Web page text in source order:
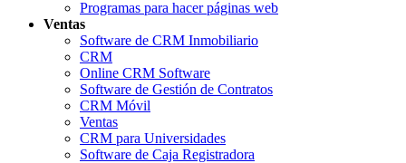
Programas para hacer páginas web
Ventas
Software de CRM Inmobiliario
CRM
Online CRM Software
Software de Gestión de Contratos
CRM Móvil
Ventas
CRM para Universidades
Software de Caja Registradora